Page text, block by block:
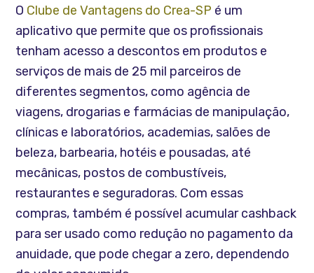
O Clube de Vantagens do Crea-SP é um
aplicativo que permite que os profissionais
tenham acesso a descontos em produtos e
serviços de mais de 25 mil parceiros de
diferentes segmentos, como agência de
viagens, drogarias e farmácias de manipulação,
clínicas e laboratórios, academias, salões de
beleza, barbearia, hotéis e pousadas, até
mecânicas, postos de combustíveis,
restaurantes e seguradoras. Com essas
compras, também é possível acumular cashback
para ser usado como redução no pagamento da
anuidade, que pode chegar a zero, dependendo